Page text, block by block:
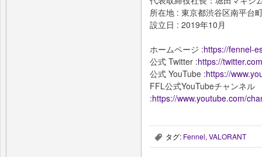
所在地 : 東京都渋谷区南平台
設立日 : 2019年10月
ホームページ :https://fennel-
公式 Twitter :https://
公式 YouTube :https://
FFL公式YouTubeチャンネル
:https://www.youtube.com/
, タグ: Fennel, VALORANT